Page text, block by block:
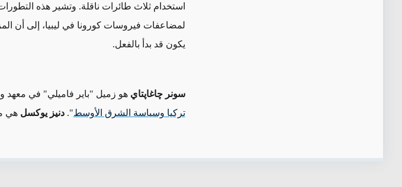
استخدام ثلاث طائرات ناقلة. وتشير هذه
لمضاعفات فيروسات كورونا في ليبيا، إلى أن
يكون قد بدأ بالفعل.
سونر چاغاپتاي هو زميل "باير فاميلي" في
تركيا وسياسة الشرق الأوسط".دنيز يوكسلهي